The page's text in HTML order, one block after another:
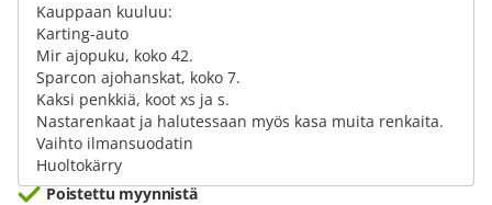
Kauppaan kuuluu:
Karting-auto
Mir ajopuku, koko 42.
Sparcon ajohanskat, koko 7.
Kaksi penkkiä, koot xs ja s.
Nastarenkaat ja halutessaan myös kasa muita renkaita.
Vaihto ilmansuodatin
Huoltokärry
Poistettu myynnistä